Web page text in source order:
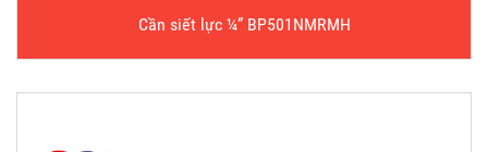
Cần siết lực ¼” BP501NMRMH